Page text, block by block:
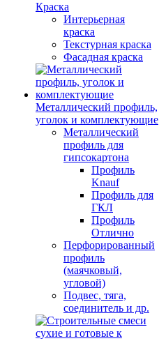
Краска
Интерьерная
краска
Текстурная краска
Фасадная краска
Металлический профиль,
уголок и комплектующие
Металлический
профиль для
гипсокартона
Профиль
Knauf
Профиль для
ГКЛ
Профиль
Отлично
Перфорированный
профиль
(маячковый,
угловой)
Подвес, тяга,
соединитель и др.